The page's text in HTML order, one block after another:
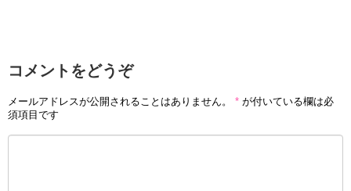
コメントをどうぞ
メールアドレスが公開されることはありません。 * が付いている欄は必
須項目です